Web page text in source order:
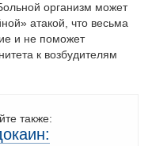
организм может
атакой, что весьма
и не поможет
к возбудителям
также: